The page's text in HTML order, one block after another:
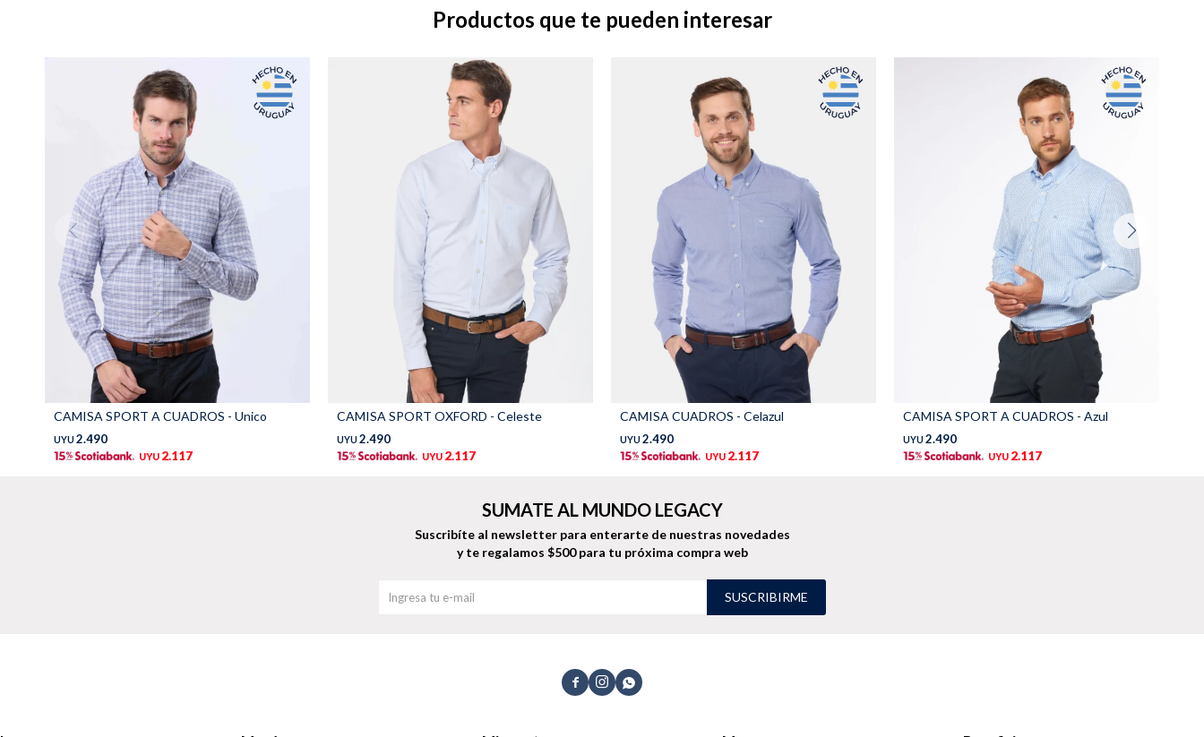
Productos que te pueden interesar
CAMISA SPORT A CUADROS - Unico
UYU 2.490
UYU 2.117
CAMISA SPORT OXFORD - Celeste
UYU 2.490
UYU 2.117
CAMISA CUADROS - Celazul
UYU 2.490
UYU 2.117
CAMISA SPORT A CUADROS - Azul
UYU 2.490
UYU 2.117
  
SUMATE AL MUNDO LEGACY
Suscribíte al newsletter para enterarte de nuestras novedades
y te regalamos $500 para tu próxima compra web
SUSCRIBIRME